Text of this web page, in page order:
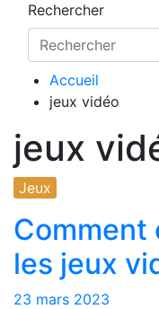
Rechercher
Accueil
jeux vidéo
jeux
Jeux
Comment
les jeux
23 mars 2023